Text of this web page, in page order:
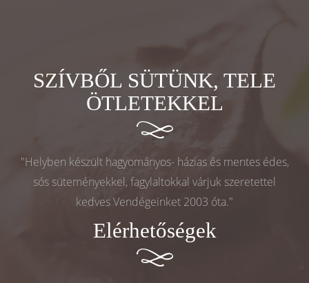
SZÍVBŐL SÜTÜNK, TELE
ÖTLETEKKEL
"Helyben készült hagyományos- házias és mentes édes,
sós süteményekkel, fagylaltokkal várjuk szeretettel
kedves Vendégeinket 2003 óta."
Elérhetőségek